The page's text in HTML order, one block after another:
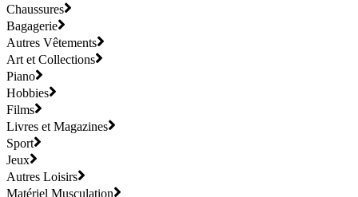
Chaussures
Bagagerie
Autres Vêtements
Art et Collections
Piano
Hobbies
Films
Livres et Magazines
Sport
Jeux
Autres Loisirs
Matériel Musculation